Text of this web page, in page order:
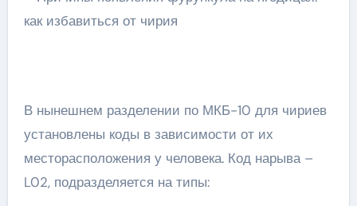
В нынешнем разделении по МКБ-10 для чириев
установлены коды в зависимости от их
месторасположения у человека. Код нарыва –
L02, подразделяется на типы: